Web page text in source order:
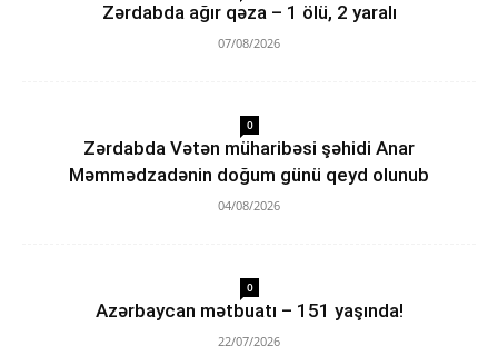
Zərdabda ağır qəza – 1 ölü, 2 yaralı
07/08/2026
0
Zərdabda Vətən müharibəsi şəhidi Anar
Məmmədzadənin doğum günü qeyd olunub
04/08/2026
0
Azərbaycan mətbuatı – 151 yaşında!
22/07/2026